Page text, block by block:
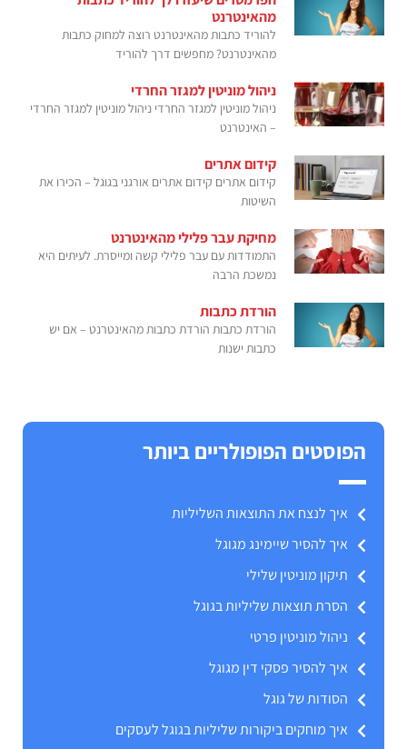
מהאינטרנט
להוריד כתבות מהאינטרנט רוצה למחוק כתבות
מהאינטרנט? מחפשים דרך להוריד
ניהול מוניטין למגזר החרדי
ניהול מוניטין למגזר החרדי ניהול מוניטין למגזר החרדי
– האינטרנט
קידום אתרים
קידום אתרים קידום אתרים אורגני בגוגל – הכירו את
השיטות
מחיקת עבר פלילי מהאינטרנט
התמודדות עם עבר פלילי קשה ומייסרת. לעיתים היא
נמשכת הרבה
הורדת כתבות
הורדת כתבות הורדת כתבות מהאינטרנט – אם יש
כתבות ישנות
הפוסטים הפופולריים ביותר
איך לנצח את התוצאות השליליות
איך להסיר שיימינג מגוגל
תיקון מוניטין שלילי
הסרת תוצאות שליליות בגוגל
ניהול מוניטין פרטי
איך להסיר פסקי דין מגוגל
הסודות של גוגל
איך מוחקים ביקורות שליליות בגוגל לעסקים